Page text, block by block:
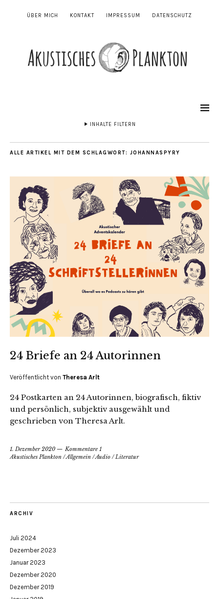
ÜBER MICH KONTAKT IMPRESSUM DATENSCHUTZ
INHALTE FILTERN
ALLE ARTIKEL MIT DEM SCHLAGWORT: JOHANNASPYRY
24 Briefe an 24 Autorinnen
Veröffentlicht von Theresa Arlt
24 Postkarten an 24 Autorinnen, biografisch, fiktiv
und persönlich, subjektiv ausgewählt und
geschrieben von Theresa Arlt.
1. Dezember 2020
Kommentare 1
Akustisches Plankton /Allgemein /Audio / Literatur
ARCHIV
Juli 2024
Dezember 2023
Januar 2023
Dezember 2020
Dezember 2019